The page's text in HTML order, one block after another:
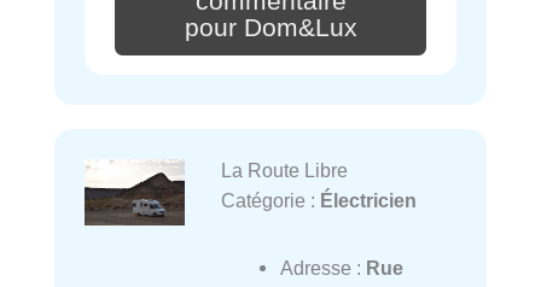
pour Dom&Lux
La Route Libre
Catégorie : Électricien
Adresse : Rue